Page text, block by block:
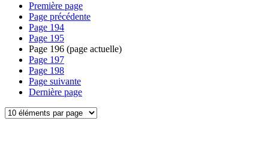
Première page
Page précédente
Page 194
Page 195
Page 196 (page actuelle)
Page 197
Page 198
Page suivante
Dernière page